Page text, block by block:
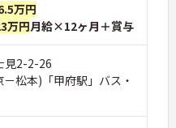
万円
万円月給×12ヶ月＋賞与
見2-2-26
松本)「甲府駅」バス・